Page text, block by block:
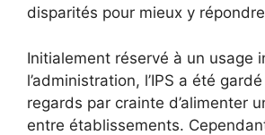
disparités pour mieux y
Initialement réservé à un usage
l’administration, l’IPS a été
regards par crainte d’alimenter
entre établissements.